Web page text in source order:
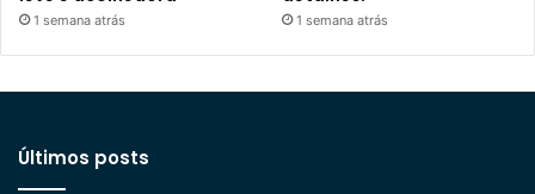
1 semana atrás 1 semana atrás
Últimos posts